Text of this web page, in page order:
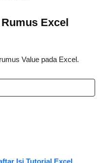
Excel
Value pada Excel.
Isi Tutorial Excel